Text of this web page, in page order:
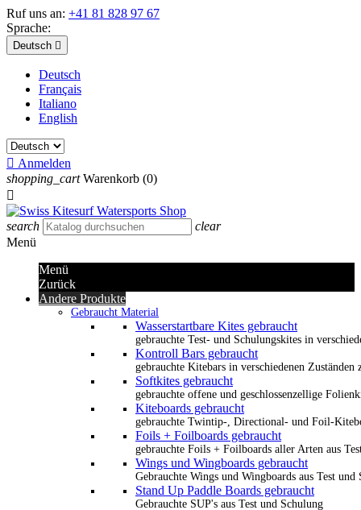
Ruf uns an: +41 81 828 97 67
Sprache:
Deutsch 
Deutsch
Français
Italiano
English
 Anmelden
shopping_cart Warenkorb (0)

search
clear
Menü
Menü
Zurück
Andere Produkte
Gebraucht Material
Wasserstartbare Kites gebraucht
gebrauchte Test- und Schulungskites in
Kontroll Bars gebraucht
gebrauchte Kitebars in verschiedenen Zuständen
Softkites gebraucht
gebrauchte offene und geschlossenzellige
Kiteboards gebraucht
gebrauchte Twintip-, Directional- und Foil-
Foils + Foilboards gebraucht
gebrauchte Foils + Foilboards aller Arten aus
Wings und Wingboards gebraucht
Gebrauchte Wings und Wingboards aus Test und
Stand Up Paddle Boards gebraucht
Gebrauchte SUP's aus Test und Schulung